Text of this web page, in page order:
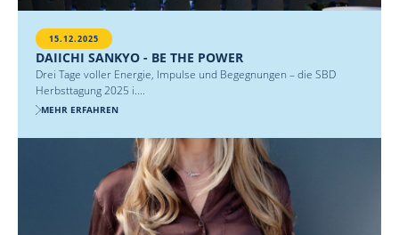
15.12.2025
DAIICHI SANKYO - BE THE POWER
Drei Tage voller Energie, Impulse und Begegnungen – die SBD
Herbsttagung 2025 i....
MEHR ERFAHREN